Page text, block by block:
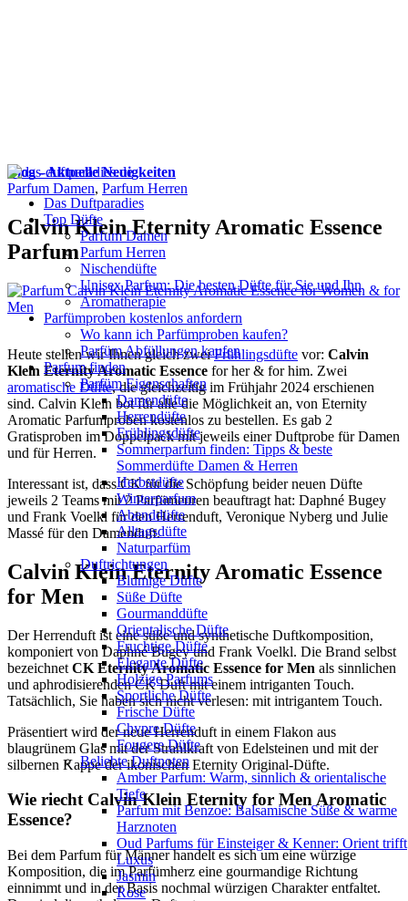
Das Duftparadies
Top Düfte
Parfum Damen
Parfum Herren
Nischendüfte
Unisex Parfum: Die besten Düfte für Sie und Ihn
Aromatherapie
Parfümproben kostenlos anfordern
Wo kann ich Parfümproben kaufen?
Parfüm Abfüllungen kaufen
Parfum finden
Parfüm Eigenschaften
Damendüfte
Herrendüfte
Frühlingsdüfte
Sommerparfum finden: Tipps & beste
Sommerdüfte Damen & Herren
Herbstdüfte
Winterparfum
Abenddüfte
Alltagsdüfte
Naturparfüm
Duftrichtungen
Blumige Düfte
Süße Düfte
Gourmanddüfte
Orientalische Düfte
Fruchtige Düfte
Elegante Düfte
Holzige Parfums
Sportliche Düfte
Frische Düfte
Chypre Düfte
Fougere Düfte
Beliebte Duftnoten
Amber Parfum: Warm, sinnlich & orientalische
Tiefe
Parfum mit Benzoe: Balsamische Süße & warme
Harznoten
Oud Parfums für Einsteiger & Kenner: Orient trifft
Luxus
Jasmin
Rose
Blog - Aktuelle Neuigkeiten
Parfum Damen, Parfum Herren
Calvin Klein Eternity Aromatic Essence
Parfum
Heute stellen wir Ihnen gleich zweiFrühlingsdüfte vor: Calvin
Klein Eternity Aromatic Essence for her & for him. Zwei
aromatische Düfte, die gleichzeitig im Frühjahr 2024 erschienen
sind. Calvin Klein bot für alle die Möglichkeit an, von Eternity
Aromatic Parfumproben kostenlos zu bestellen. Es gab 2
Gratisproben im Doppelpack mit jeweils einer Duftprobe für Damen
und für Herren.
Interessant ist, dass CK für die Schöpfung beider neuen Düfte
jeweils 2 Teams mit 2 Parfümeuren beauftragt hat: Daphné Bugey
und Frank Voelkl für den Herrenduft, Veronique Nyberg und Julie
Massé für den Damenduft.
Calvin Klein Eternity Aromatic Essence
for Men
Der Herrenduft ist eine süße und synthetische Duftkomposition,
komponiert von Daphné Bugey und Frank Voelkl. Die Brand selbst
bezeichnet CK Eternity Aromatic Essence for Men als sinnlichen
und aphrodisierenden CK Duft mit einem intriganten Touch.
Tatsächlich, Sie haben sich nicht verlesen: mit intrigantem Touch.
Präsentiert wird der neue Herrenduft in einem Flakon aus
blaugrünem Glas mit der Strahlkraft von Edelsteinen und mit der
silbernen Kappe der ikonischen Eternity Original-Düfte.
Wie riecht Calvin Klein Eternity for Men Aromatic
Essence?
Bei dem Parfum für Männer handelt es sich um eine würzige
Komposition, die im Parfümherz eine gourmandige Richtung
einnimmt und in der Basis nochmal würzigen Charakter entfaltet.